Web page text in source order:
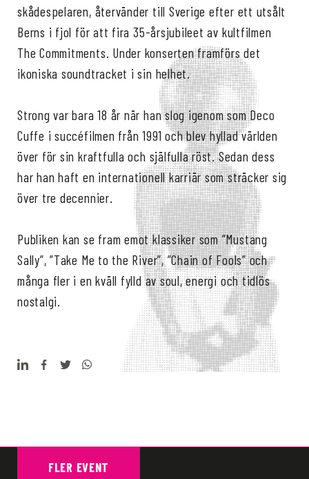
skådespelaren, återvänder till Sverige efter ett utsålt
Berns i fjol för att fira 35-årsjubileet av kultfilmen
The Commitments. Under konserten framförs det
ikoniska soundtracket i sin helhet.
Strong var bara 18 år när han slog igenom som Deco
Cuffe i succéfilmen från 1991 och blev hyllad världen
över för sin kraftfulla och själfulla röst. Sedan dess
har han haft en internationell karriär som sträcker sig
över tre decennier.
Publiken kan se fram emot klassiker som ”Mustang
Sally”, ”Take Me to the River”, ”Chain of Fools” och
många fler i en kväll fylld av soul, energi och tidlös
nostalgi.
FLER EVENT